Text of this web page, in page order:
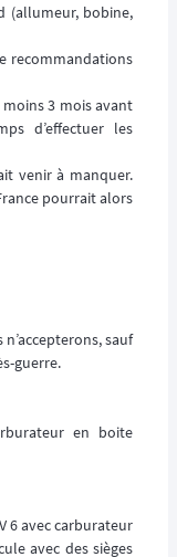
(allumeur, bobine,
recommandations
3 mois avant
d’effectuer les
venir à manquer.
pourrait alors
sauf
guerre.
en boite
6 avec carburateur
avec des sièges